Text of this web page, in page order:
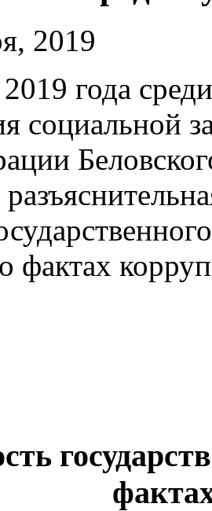
2019
года
социальной
фактах